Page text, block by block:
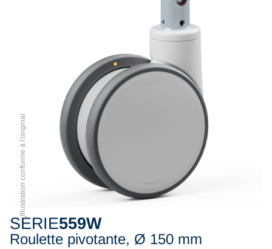
Illustration conforme à l'original
SÉRIE559W
Roulette pivotante, Ø 150 mm